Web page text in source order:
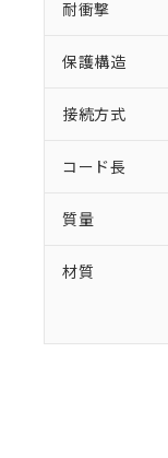
耐衝撃
保護構造
接続方式
コード長
質量
材質